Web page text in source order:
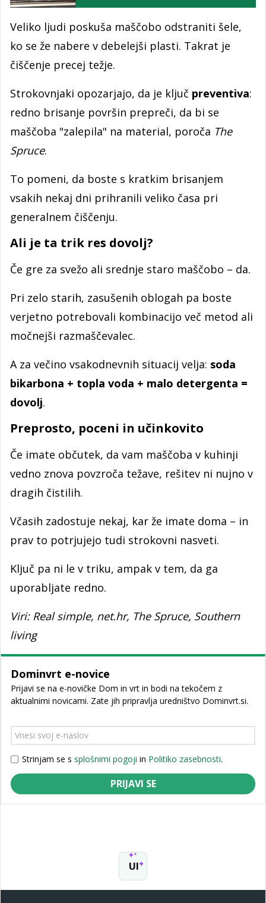
Veliko ljudi poskuša maščobo odstraniti šele,
ko se že nabere v debelejši plasti. Takrat je
čiščenje precej težje.
Strokovnjaki opozarjajo, da je ključ preventiva:
redno brisanje površin prepreči, da bi se
maščoba "zalepila" na material, poroča The
Spruce.
To pomeni, da boste s kratkim brisanjem
vsakih nekaj dni prihranili veliko časa pri
generalnem čiščenju.
Ali je ta trik res dovolj?
Če gre za svežo ali srednje staro maščobo – da.
Pri zelo starih, zasušenih oblogah pa boste
verjetno potrebovali kombinacijo več metod ali
močnejši razmaščevalec.
A za večino vsakodnevnih situacij velja: soda
bikarbona + topla voda + malo detergenta =
dovolj.
Preprosto, poceni in učinkovito
Če imate občutek, da vam maščoba v kuhinji
vedno znova povzroča težave, rešitev ni nujno v
dragih čistilih.
Včasih zadostuje nekaj, kar že imate doma – in
prav to potrjujejo tudi strokovni nasveti.
Ključ pa ni le v triku, ampak v tem, da ga
uporabljate redno.
Viri: Real simple, net.hr, The Spruce, Southern
living
Dominvrt e-novice
Prijavi se na e-novičke Dom in vrt in bodi na tekočem z
aktualnimi novicami. Zate jih pripravlja uredništvo Dominvrt.si.
Strinjam se s splošnimi pogoji in Politiko zasebnosti.
PRIJAVI SE
UI